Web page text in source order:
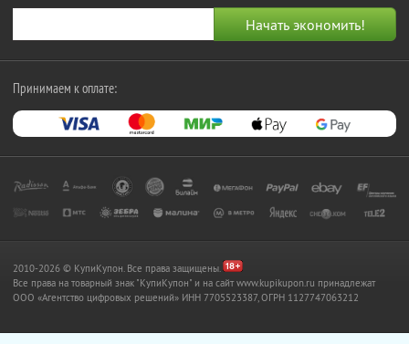
Принимаем к оплате:
2010-2026 © КупиКупон. Все права защищены.
Все права на товарный знак "КупиКупон" и на сайт www.kupikupon.ru принадлежат
OOO «Агентство цифровых решений» ИНН 7705523387, ОГРН 1127747063212